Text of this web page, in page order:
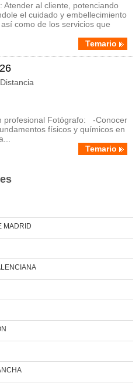
Atender al cliente, potenciando
el cuidado y embellecimiento
como de los servicios que
Temario
profesional Fotógrafo: -Conocer
físicos y químicos en
Temario
MADRID